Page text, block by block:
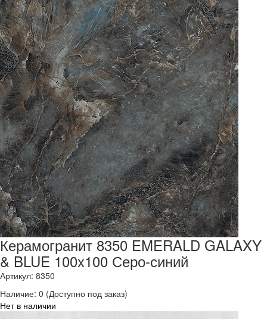
Керамогранит 8350 EMERALD GALAXY
& BLUE 100x100 Серо-синий
Артикул: 8350
Наличие: 0 (Доступно под заказ)
Нет в наличии